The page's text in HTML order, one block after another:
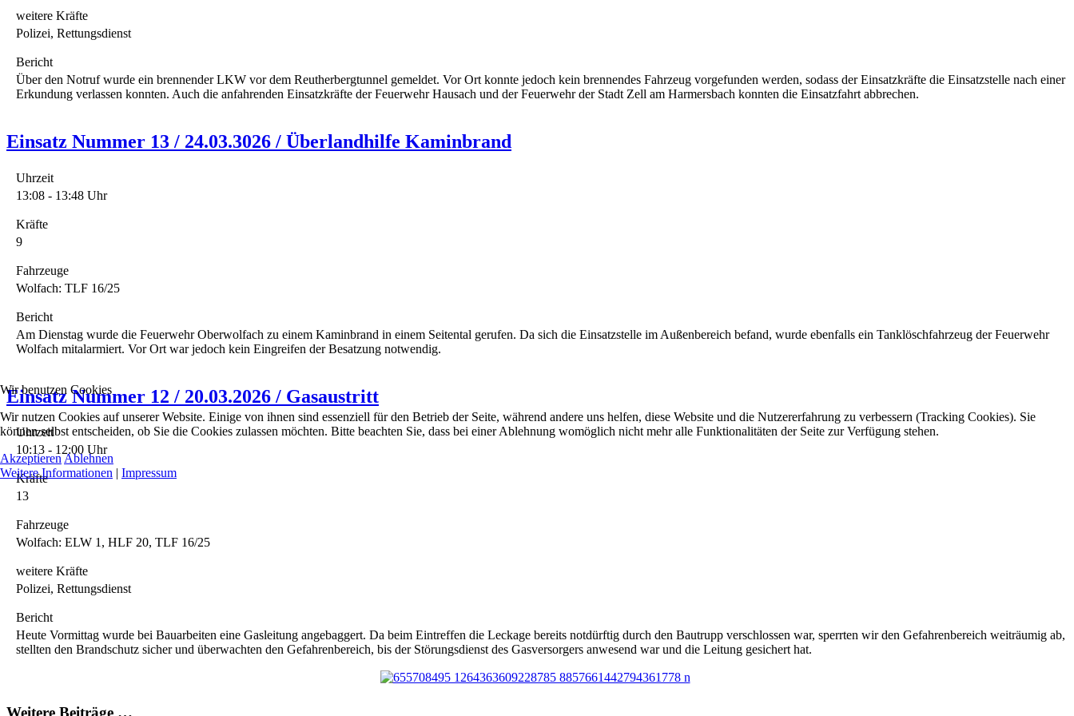
weitere Kräfte
Polizei, Rettungsdienst
Bericht
Über den Notruf wurde ein brennender LKW vor dem Reutherbergtunnel gemeldet. Vor Ort konnte jedoch kein brennendes Fahrzeug vorgefunden werden, sodass der Einsatzkräfte die Einsatzstelle nach einer
Erkundung verlassen konnten. Auch die anfahrenden Einsatzkräfte der Feuerwehr Hausach und der Feuerwehr der Stadt Zell am Harmersbach konnten die Einsatzfahrt abbrechen.
Einsatz Nummer 13 / 24.03.3026 / Überlandhilfe Kaminbrand
Uhrzeit
13:08 - 13:48 Uhr
Kräfte
9
Fahrzeuge
Wolfach: TLF 16/25
Bericht
Am Dienstag wurde die Feuerwehr Oberwolfach zu einem Kaminbrand in einem Seitental gerufen. Da sich die Einsatzstelle im Außenbereich befand, wurde ebenfalls ein Tanklöschfahrzeug der Feuerwehr
Wolfach mitalarmiert. Vor Ort war jedoch kein Eingreifen der Besatzung notwendig.
Einsatz Nummer 12 / 20.03.2026 / Gasaustritt
Uhrzeit
10:13 - 12:00 Uhr
Kräfte
13
Fahrzeuge
Wolfach: ELW 1, HLF 20, TLF 16/25
weitere Kräfte
Polizei, Rettungsdienst
Bericht
Heute Vormittag wurde bei Bauarbeiten eine Gasleitung angebaggert. Da beim Eintreffen die Leckage bereits notdürftig durch den Bautrupp verschlossen war, sperrten wir den Gefahrenbereich weiträumig ab,
stellten den Brandschutz sicher und überwachten den Gefahrenbereich, bis der Störungsdienst des Gasversorgers anwesend war und die Leitung gesichert hat.
Weitere Beiträge …
Wir benutzen Cookies
Wir nutzen Cookies auf unserer Website. Einige von ihnen sind essenziell für den Betrieb der Seite, während andere uns helfen, diese Website und die Nutzererfahrung zu verbessern (Tracking Cookies). Sie
können selbst entscheiden, ob Sie die Cookies zulassen möchten. Bitte beachten Sie, dass bei einer Ablehnung womöglich nicht mehr alle Funktionalitäten der Seite zur Verfügung stehen.
Akzeptieren Ablehnen
Weitere Informationen | Impressum